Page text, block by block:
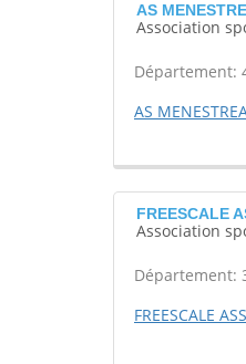
AS
Association
Département:
AS
FREESCALE
Association
Département:
FREESCALE